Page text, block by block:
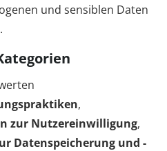
und sensiblen Daten
,
zur Nutzereinwilligung,
Datenspeicherung und -